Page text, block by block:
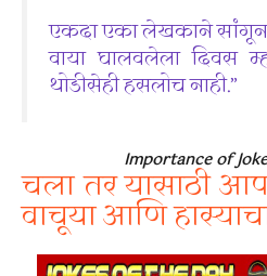
एकदा एका लेखकाने
वाया घालवलेला दिवस
थोडीसेही हसलोच नाही.”
Importance of
चला तर यासाठी
वाचूया आणि